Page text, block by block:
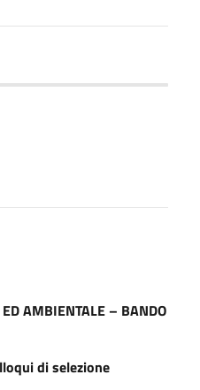
AMBIENTALE – BANDO
di selezione